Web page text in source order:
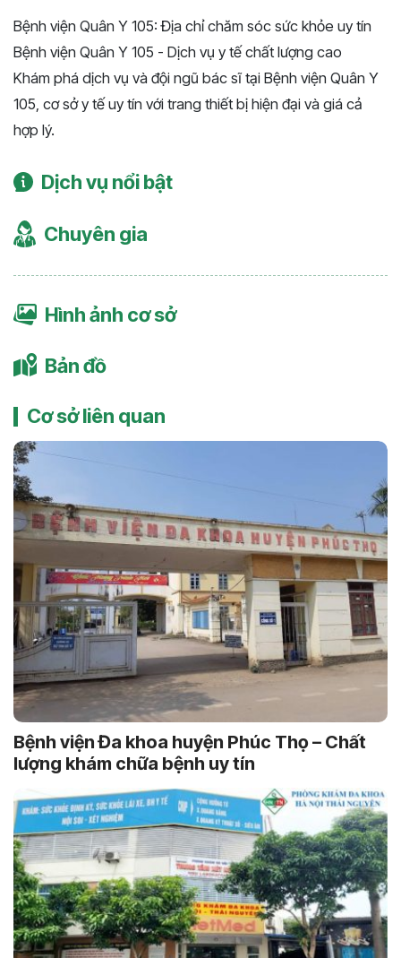
Bệnh viện Quân Y 105: Địa chỉ chăm sóc sức khỏe uy tín
Bệnh viện Quân Y 105 - Dịch vụ y tế chất lượng cao
Khám phá dịch vụ và đội ngũ bác sĩ tại Bệnh viện Quân Y
105, cơ sở y tế uy tín với trang thiết bị hiện đại và giá cả
hợp lý.
Dịch vụ nổi bật
Chuyên gia
Hình ảnh cơ sở
Bản đồ
Cơ sở liên quan
Bệnh viện Đa khoa huyện Phúc Thọ – Chất
lượng khám chữa bệnh uy tín